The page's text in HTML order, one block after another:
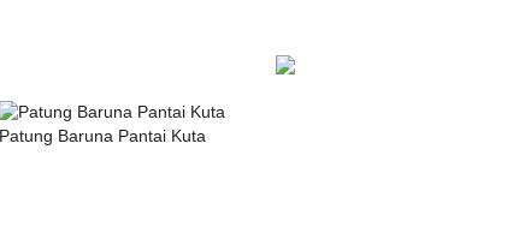
Patung Baruna Pantai Kuta